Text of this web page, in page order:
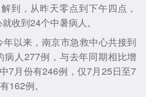
到，从昨天零点到下午四点，
收到24个中暑病人。
以来，南京市急救中心共接到
病人277例，与去年同期相比增
7月份有246例，仅7月25日至7
162例。